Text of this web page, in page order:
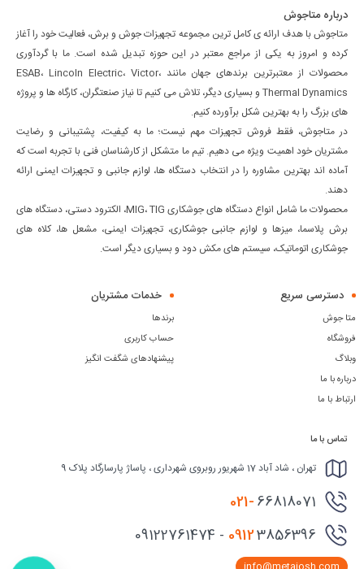
درباره متاجوش
متاجوش با هدف ارائه ی کامل ترین مجموعه تجهیزات جوش و برش، فعالیت خود را آغاز
کرده و امروز به یکی از مراجع معتبر در این حوزه تبدیل شده است. ما با گردآوری
محصولات از معتبرترین برندهای جهان مانند ESAB، Lincoln Electric، Victor،
Thermal Dynamics و بسیاری دیگر، تلاش می کنیم تا نیاز صنعتگران، کارگاه ها و پروژه
های بزرگ را به بهترین شکل برآورده کنیم.
در متاجوش، فقط فروش تجهیزات مهم نیست؛ ما به کیفیت، پشتیبانی و رضایت
مشتریان خود اهمیت ویژه می دهیم. تیم ما متشکل از کارشناسان فنی با تجربه است که
آماده اند بهترین مشاوره را در انتخاب دستگاه ها، لوازم جانبی و تجهیزات ایمنی ارائه
دهند.
محصولات ما شامل انواع دستگاه های جوشکاری MIG، TIG، الکترود دستی، دستگاه های
برش پلاسما، میزها و لوازم جانبی جوشکاری، تجهیزات ایمنی، مشعل ها، کلاه های
جوشکاری اتوماتیک، سیستم های مکش دود و بسیاری دیگر است.
دسترسی سریع
متا جوش
فروشگاه
وبلاگ
درباره با ما
ارتباط با ما
خدمات مشتریان
برندها
حساب کاربری
پیشنهادهای شگفت انگیز
تماس با ما
تهران ، شاد آباد 17 شهریور روبروی شهرداری ، پاساژ پارسارگاد پلاک 9
021-66818071
09123856396 - 09122761474